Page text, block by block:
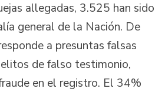
allegadas, 3.525 han sido
general de la Nación. De
a presuntas falsas
de falso testimonio,
en el registro. El 34%